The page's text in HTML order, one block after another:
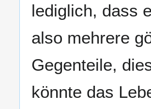
lediglich, dass
also mehrere
Gegenteile,
könnte das